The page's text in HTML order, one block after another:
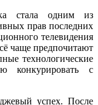
стала одним из
прав последних
телевидения
чаще предпочитают
технологические
конкурировать с
успех. После